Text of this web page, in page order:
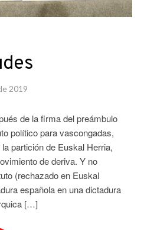
2019
de la firma del preámbulo
político para vascongadas,
partición de Euskal Herria,
de deriva. Y no
(rechazado en Euskal
española en una dictadura
[…]